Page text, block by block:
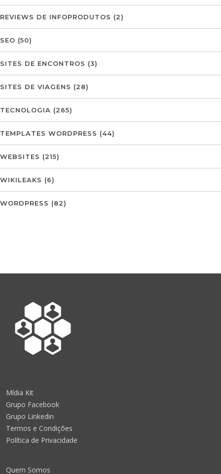
REVIEWS DE INFOPRODUTOS (2)
SEO (50)
SITES DE ENCONTROS (3)
SITES DE VIAGENS (28)
TECNOLOGIA (265)
TEMPLATES WORDPRESS (44)
WEBSITES (215)
WIKILEAKS (6)
WORDPRESS (82)
Mídia Kit
Grupo Facebook
Grupo Linkedin
Termos e Condições
Política de Privacidade
Quem Somos